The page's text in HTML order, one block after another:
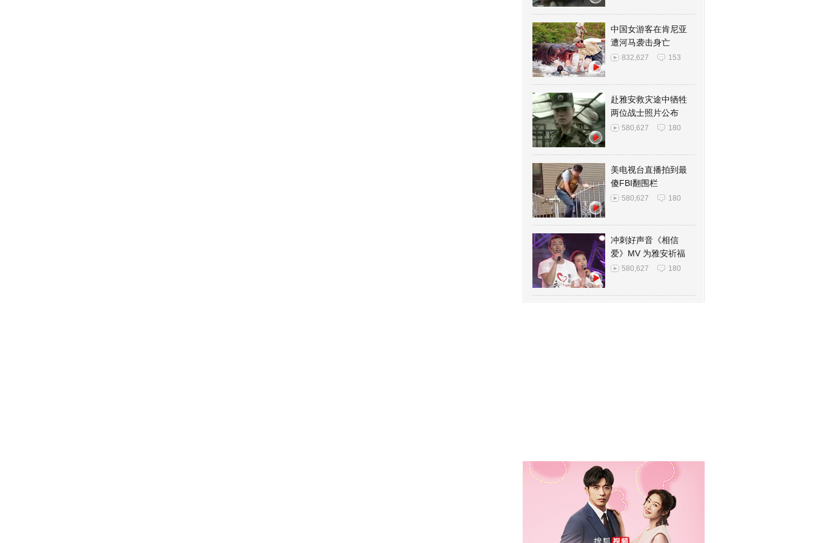
中国女游客在肯尼亚
遭河马袭击身亡
832,627 153
赴雅安救灾途中牺牲
两位战士照片公布
580,627 180
美电视台直播拍到最
傻FBI翻围栏
580,627 180
冲刺好声音《相信
爱》MV 为雅安祈福
580,627 180